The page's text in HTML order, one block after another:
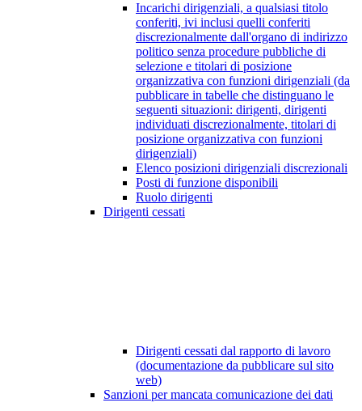
Incarichi dirigenziali, a qualsiasi titolo
conferiti, ivi inclusi quelli conferiti
discrezionalmente dall'organo di indirizzo
politico senza procedure pubbliche di
selezione e titolari di posizione
organizzativa con funzioni dirigenziali (da
pubblicare in tabelle che distinguano le
seguenti situazioni: dirigenti, dirigenti
individuati discrezionalmente, titolari di
posizione organizzativa con funzioni
dirigenziali)
Elenco posizioni dirigenziali discrezionali
Posti di funzione disponibili
Ruolo dirigenti
Dirigenti cessati
Dirigenti cessati dal rapporto di lavoro
(documentazione da pubblicare sul sito
web)
Sanzioni per mancata comunicazione dei dati